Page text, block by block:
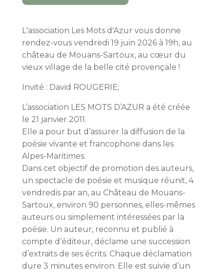
L'association Les Mots d'Azur vous donne
rendez-vous vendredi 19 juin 2026 à 19h, au
château de Mouans-Sartoux, au cœur du
vieux village de la belle cité provençale !
Invité : David ROUGERIE;
L’association LES MOTS D’AZUR a été créée
le 21 janvier 2011.
Elle a pour but d’assurer la diffusion de la
poésie vivante et francophone dans les
Alpes-Maritimes.
Dans cet objectif de promotion des auteurs,
un spectacle de poésie et musique réunit, 4
vendredis par an, au Château de Mouans-
Sartoux, environ 90 personnes, elles-mêmes
auteurs ou simplement intéressées par la
poésie. Un auteur, reconnu et publié à
compte d’éditeur, déclame une succession
d’extraits de ses écrits. Chaque déclamation
dure 3 minutes environ. Elle est suivie d’un